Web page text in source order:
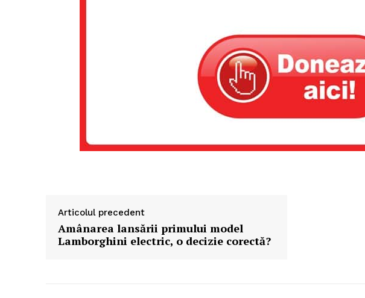
Articolul precedent
Amânarea lansării primului model
Lamborghini electric, o decizie corectă?